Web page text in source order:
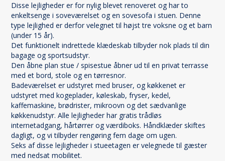
Disse lejligheder er for nylig blevet renoveret og har to
enkeltsenge i soveværelset og en sovesofa i stuen. Denne
type lejlighed er derfor velegnet til højst tre voksne og et barn
(under 15 år).
Det funktionelt indrettede klædeskab tilbyder nok plads til din
bagage og sportsudstyr.
Den åbne plan stue / spisestue åbner ud til en privat terrasse
med et bord, stole og en tørresnor.
Badeværelset er udstyret med bruser, og køkkenet er
udstyret med kogeplader, køleskab, fryser, kedel,
kaffemaskine, brødrister, mikroovn og det sædvanlige
køkkenudstyr. Alle lejligheder har gratis trådløs
internetadgang, hårtørrer og værdiboks. Håndklæder skiftes
dagligt, og vi tilbyder rengøring fem dage om ugen.
Seks af disse lejligheder i stueetagen er velegnede til gæster
med nedsat mobilitet.